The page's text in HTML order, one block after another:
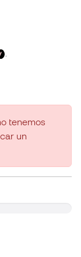
tenemos
un